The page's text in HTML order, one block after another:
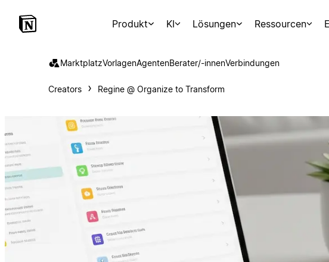
Produkt KI Lösungen Ressourcen
MarktplatzVorlagenAgentenBerater/-innenVerbindungen
Creators Regine @ Organize to Transform